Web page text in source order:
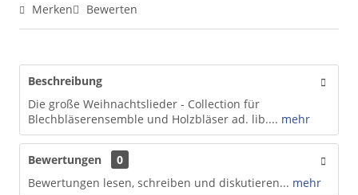
Merken Bewerten
Beschreibung
Die große Weihnachtslieder - Collection für
Blechbläserensemble und Holzbläser ad. lib.... mehr
Bewertungen
0
Bewertungen lesen, schreiben und diskutieren... mehr